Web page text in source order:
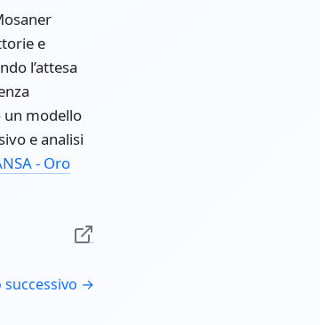
e
l’attesa
un modello
e analisi
- Oro
successivo →